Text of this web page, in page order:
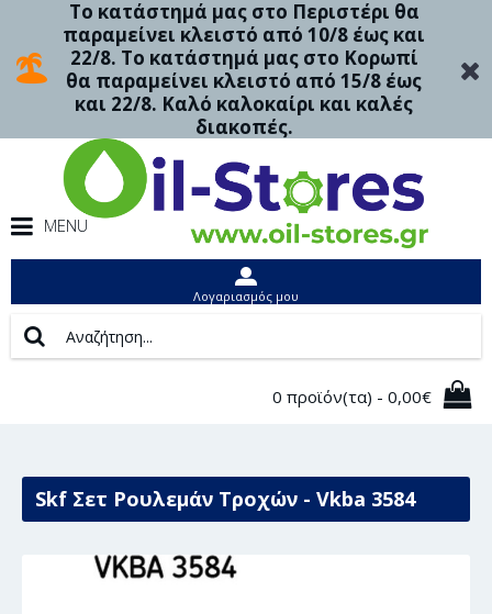
Το κατάστημά μας στο Περιστέρι θα
παραμείνει κλειστό από 10/8 έως και
22/8. Το κατάστημά μας στο Κορωπί
θα παραμείνει κλειστό από 15/8 έως
και 22/8. Καλό καλοκαίρι και καλές
διακοπές.
MENU
Λογαριασμός μου
0 προϊόν(τα) - 0,00€
Skf Σετ Ρουλεμάν Τροχών - Vkba 3584